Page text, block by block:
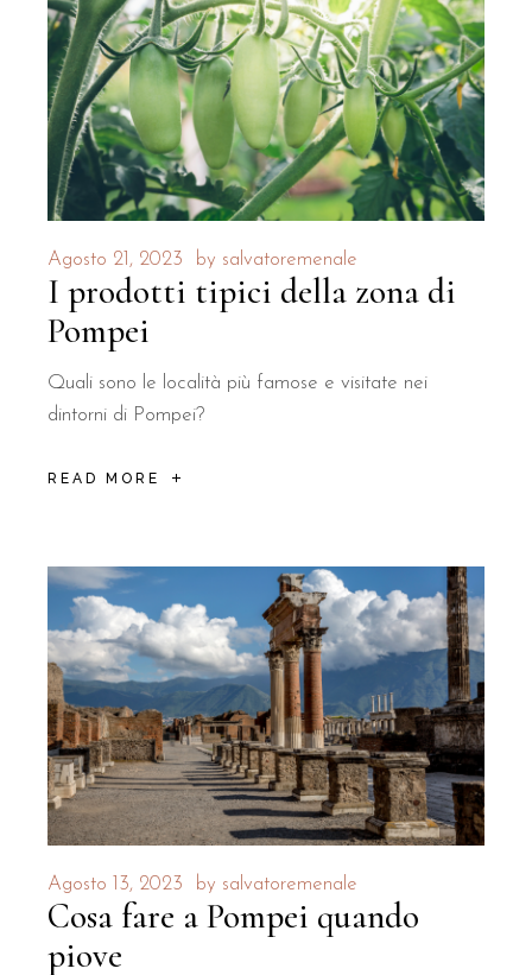
Agosto 21, 2023 by salvatoremenale
I prodotti tipici della zona di
Pompei
Quali sono le località più famose e visitate nei
dintorni di Pompei?
READ MORE
Agosto 13, 2023 by salvatoremenale
Cosa fare a Pompei quando
piove